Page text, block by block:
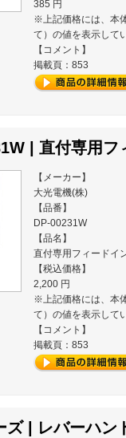
385 円
※上記価格には、本
て）の値を表示して
【コメント】
掲載頁：853
| 直付専用フ
【メーカー】
大光電機(株)
【品番】
DP-00231W
【品名】
直付専用フィードイ
【税込価格】
2,200 円
※上記価格には、本
て）の値を表示して
【コメント】
掲載頁：853
ズ | レバーハン